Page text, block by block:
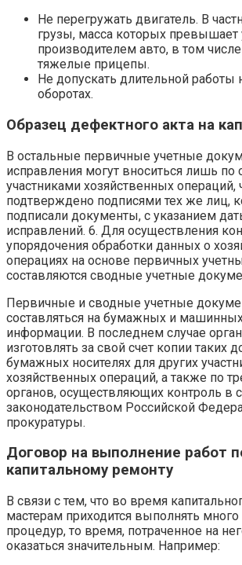
Не перегружать двигатель. В
грузы, масса которых превышает
производителем авто, в том
тяжелые прицепы.
Не допускать длительной работы
оборотах.
Образец дефектного акта на
В остальные первичные учетные
исправления могут вноситься лишь по
участниками хозяйственных
подтверждено подписями тех же лиц,
подписали документы, с указанием
исправлений. 6. Для осуществления
упорядочения обработки данных о
операциях на основе первичных
составляются сводные учетные
Первичные и сводные учетные
составляться на бумажных и
информации. В последнем случае
изготовлять за свой счет копии таких
бумажных носителях для других
хозяйственных операций, а также по
органов, осуществляющих контроль в
законодательством Российской
прокуратуры.
Договор на выполнение работ
капитальному ремонту
В связи с тем, что во время
мастерам приходится выполнять
процедур, то время, потраченное на
оказаться значительным. Например: